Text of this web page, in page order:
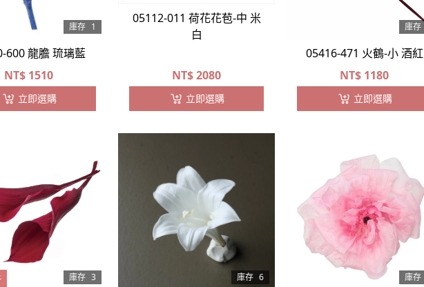
庫存 1
600 龍膽 琉璃藍
NT$ 1510
立即選購
05112-011 荷花花苞-中 米
白
NT$2080
立即選購
庫存
05416-471 火鶴-小 酒紅
NT$ 1180
立即選購
庫存 3 庫存 6 庫存